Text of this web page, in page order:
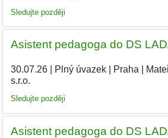
Sledujte později
Asistent pedagoga do DS
30.07.26| Plný úvazek| Praha
s.r.o.
Sledujte později
Asistent pedagoga do DS